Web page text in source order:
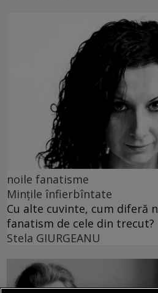
noile fanatisme
Mințile înfierbîntate
Cu alte cuvinte, cum diferă
fanatism de cele din trecut?
Stela GIURGEANU